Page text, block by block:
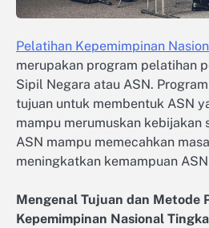
Pelatihan Kepemimpinan
merupakan program pelatihan
Sipil Negara atau ASN.
tujuan untuk membentuk ASN
mampu merumuskan kebijakan
ASN mampu memecahkan
meningkatkan kemampuan
Mengenal Tujuan dan Metode
Kepemimpinan Nasional